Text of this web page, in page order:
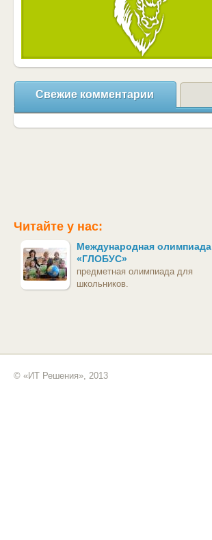
Свежие комментарии
Читайте у нас:
Международная олимпиада
«ГЛОБУС»
предметная олимпиада для
школьников.
© «ИТ Решения», 2013